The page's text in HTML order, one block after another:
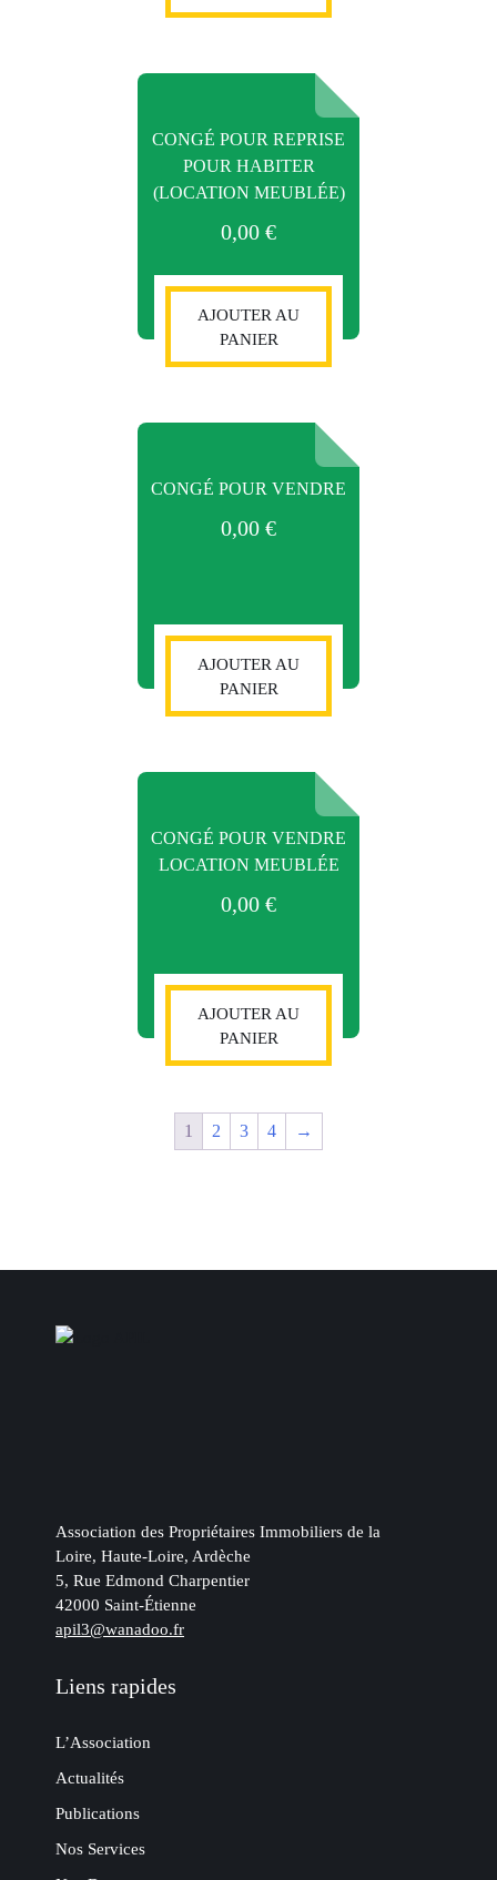
CONGÉ POUR REPRISE
POUR HABITER
(LOCATION MEUBLÉE)
0,00 €
AJOUTER AU
PANIER
CONGÉ POUR VENDRE
0,00 €
AJOUTER AU
PANIER
CONGÉ POUR VENDRE
LOCATION MEUBLÉE
0,00 €
AJOUTER AU
PANIER
1 2 3 4 →
Association des Propriétaires Immobiliers de la
Loire, Haute-Loire, Ardèche
5, Rue Edmond Charpentier
42000 Saint-Étienne
apil3@wanadoo.fr
Liens rapides
L’Association
Actualités
Publications
Nos Services